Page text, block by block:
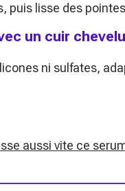
puis lisse des
un cuir
ni sulfates,
aussi vite ce